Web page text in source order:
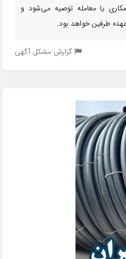
یا معامله توصیه می‌شود و
طرفین خواهد بود.
گزارش مشکل آگهی